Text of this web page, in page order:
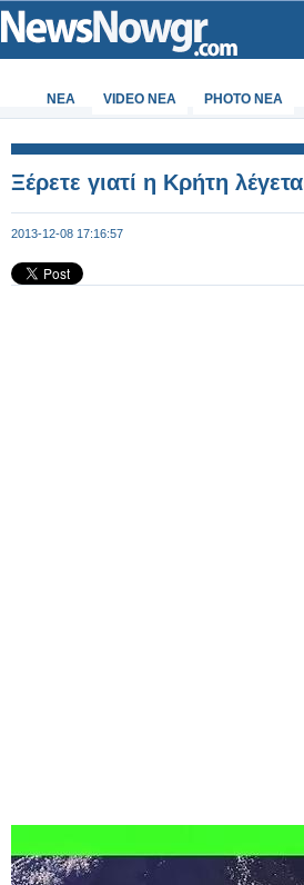
ΝΕΑ VIDEO NEA PHOTO NEA
Ξέρετε γιατί η Κρήτη
2013-12-08 17:16:57